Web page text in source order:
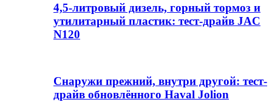
4,5-литровый дизель, горный тормоз и
утилитарный пластик: тест-драйв JAC
N120
Снаружи прежний, внутри другой: тест-
драйв обновлённого Haval Jolion